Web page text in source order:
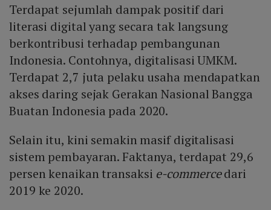
Terdapat sejumlah dampak positif dari
literasi digital yang secara tak langsung
berkontribusi terhadap pembangunan
Indonesia. Contohnya, digitalisasi UMKM.
Terdapat 2,7 juta pelaku usaha mendapatkan
akses daring sejak Gerakan Nasional Bangga
Buatan Indonesia pada 2020.
Selain itu, kini semakin masif digitalisasi
sistem pembayaran. Faktanya, terdapat 29,6
persen kenaikan transaksi e-commercedari
2019 ke 2020.